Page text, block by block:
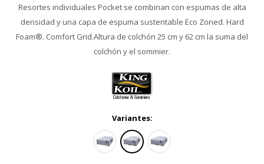
Resortes individuales Pocket se combinan con espumas de alta
densidad y una capa de espuma sustentable Eco Zoned. Hard
Foam®. Comfort Grid.Altura de colchón 25 cm y 62 cm la suma del
colchón y el sommier.
Variantes: